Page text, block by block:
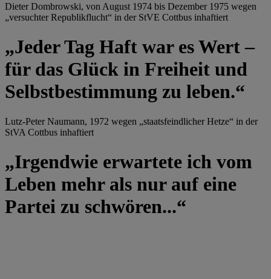
Dieter Dombrowski, von August 1974 bis Dezember 1975 wegen
„versuchter Republikflucht“ in der StVE Cottbus inhaftiert
„Jeder Tag Haft war es Wert –
für das Glück in Freiheit und
Selbstbestimmung zu leben.“
Lutz-Peter Naumann, 1972 wegen „staatsfeindlicher Hetze“ in der
StVA Cottbus inhaftiert
„Irgendwie erwartete ich vom
Leben mehr als nur auf eine
Partei zu schwören...“